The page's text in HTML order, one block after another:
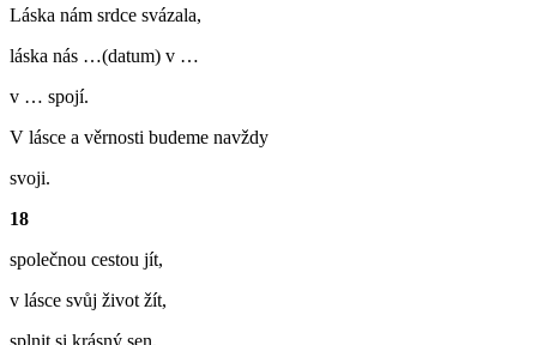
Láska nám srdce svázala,
láska nás …(datum) v …
v … spojí.
V lásce a věrnosti budeme navždy
svoji.
18
společnou cestou jít,
v lásce svůj život žít,